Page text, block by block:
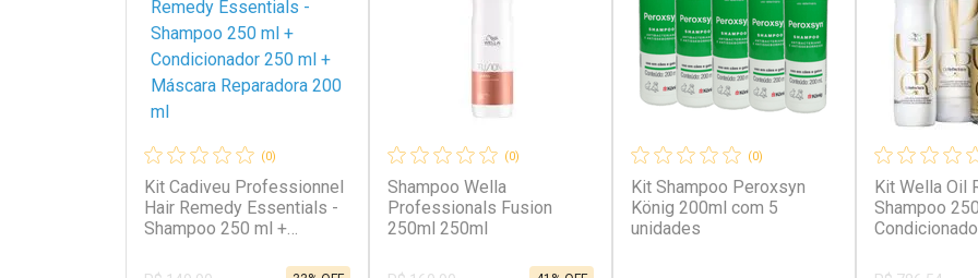
(0)
Kit Cadiveu Professionnel
Hair Remedy Essentials -
Shampoo 250 ml +
Máscara Reparadora 200
(0)
Shampoo Wella
Professionals Fusion
250ml 250ml
(0)
Kit Shampoo Peroxsyn
König 200ml com 5
unidades
Kit Wella Oil
Shampoo
100 ml Kit